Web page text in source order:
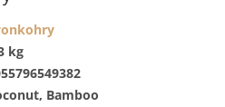
kg
Bamboo